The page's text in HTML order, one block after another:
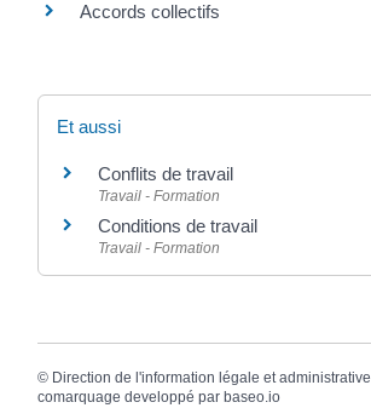
Accords collectifs
Et aussi
Conflits de travail
Travail - Formation
Conditions de travail
Travail - Formation
© Direction de l'information légale et administrative
comarquage developpé par baseo.io